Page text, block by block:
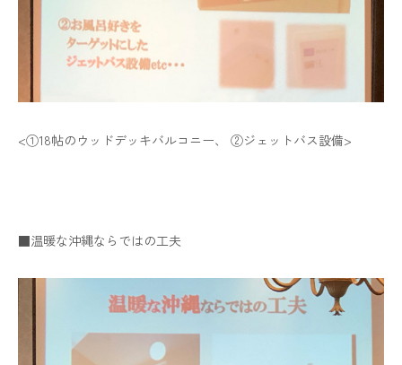
<①18帖のウッドデッキバルコニー、 ②ジェットバス設備>
■温暖な沖縄ならではの工夫